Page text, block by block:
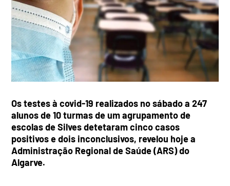
Os testes à covid-19 realizados no sábado a 247
alunos de 10 turmas de um agrupamento de
escolas de Silves detetaram cinco casos
positivos e dois inconclusivos, revelou hoje a
Administração Regional de Saúde (ARS) do
Algarve.